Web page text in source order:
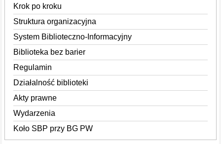
Krok po kroku
Struktura organizacyjna
System Biblioteczno-Informacyjny
Biblioteka bez barier
Regulamin
Działalność biblioteki
Akty prawne
Wydarzenia
Koło SBP przy BG PW